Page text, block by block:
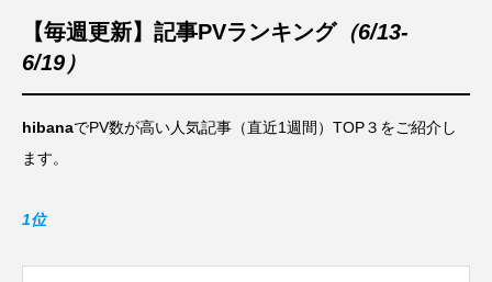
【毎週更新】記事PVランキング（6/13-
6/19）
hibanaでPV数が高い人気記事（直近1週間）TOP３をご紹介し
ます。
1位